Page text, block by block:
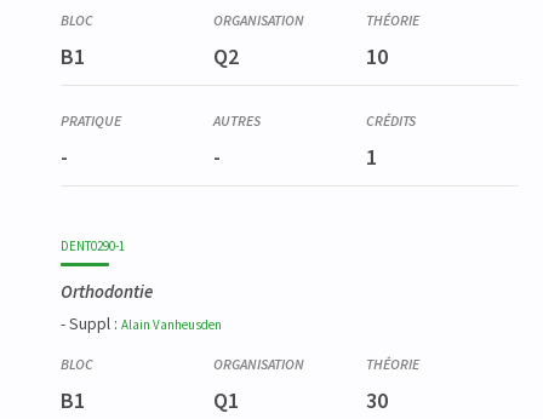
B1 Q2 10
- - 1
DENT0290-1
Orthodontie
- Suppl : Alain Vanheusden
B1 Q1 30